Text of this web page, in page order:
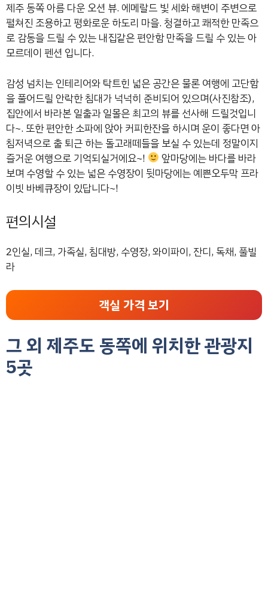
제주 동쪽 아름 다운 오션 뷰. 에메랄드 빛 세화 해변이 주변으로
펼쳐진 조용하고 평화로운 하도리 마을. 청결하고 쾌적한 만족으
로 감동을 드릴 수 있는 내집같은 편안함 만족을 드릴 수 있는 아
모르데이 펜션 입니다.
감성 넘치는 인테리어와 탁트힌 넓은 공간은 물론 여행에 고단함
을 풀어드릴 안락한 침대가 넉넉히 준비되어 있으며(사진참조),
집안에서 바라본 일출과 일몰은 최고의 뷰를 선사해 드릴것입니
다~. 또한 편안한 소파에 앉아 커피한잔을 하시며 운이 좋다면 아
침저녁으로 출 퇴근 하는 돌고래떼들을 보실 수 있는데 정말이지
즐거운 여행으로 기억되실거에요~!
앞마당에는 바다를 바라
보며 수영할 수 있는 넓은 수영장이 뒷마당에는 예쁜오두막 프라
이빗 바베큐장이 있답니다~!
편의시설
2인실, 데크, 가족실, 침대방, 수영장, 와이파이, 잔디, 독채, 풀빌
라
객실 가격 보기
그 외 제주도 동쪽에 위치한 관광지
5곳